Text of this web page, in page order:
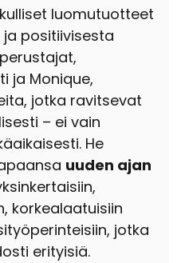
luomutuotteet
positiivisesta
ja Monique,
jotka ravitsevat
– ei vain
He
uuden ajan
korkealaatuisiin
jotka
erityisiä.